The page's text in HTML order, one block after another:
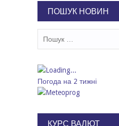
ПОШУК НОВИН
Погода на 2 тижні
КУРС ВАЛЮТ